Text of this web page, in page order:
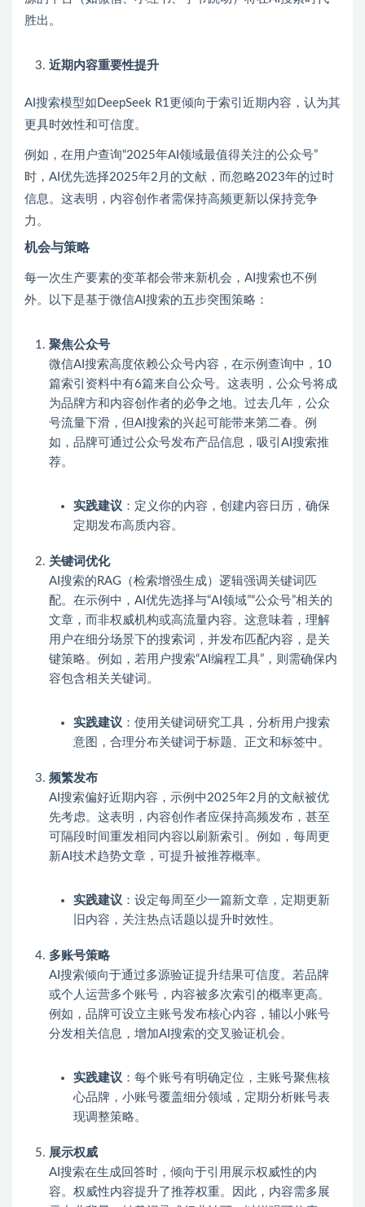
胜出。
近期内容重要性提升
AI搜索模型如DeepSeek R1更倾向于索引近期内容，认为其
更具时效性和可信度。
例如，在用户查询“2025年AI领域最值得关注的公众号”
时，AI优先选择2025年2月的文献，而忽略2023年的过时
信息。这表明，内容创作者需保持高频更新以保持竞争
力。
机会与策略
每一次生产要素的变革都会带来新机会，AI搜索也不例
外。以下是基于微信AI搜索的五步突围策略：
聚焦公众号
微信AI搜索高度依赖公众号内容，在示例查询中，10
篇索引资料中有6篇来自公众号。这表明，公众号将成
为品牌方和内容创作者的必争之地。过去几年，公众
号流量下滑，但AI搜索的兴起可能带来第二春。例
如，品牌可通过公众号发布产品信息，吸引AI搜索推
荐。
实践建议 ：定义你的内容，创建内容日历，确保
定期发布高质内容。
关键词优化
AI搜索的RAG（检索增强生成）逻辑强调关键词匹
配。在示例中，AI优先选择与“AI领域”“公众号”相关的
文章，而非权威机构或高流量内容。这意味着，理解
用户在细分场景下的搜索词，并发布匹配内容，是关
键策略。例如，若用户搜索“AI编程工具”，则需确保内
容包含相关关键词。
实践建议 ：使用关键词研究工具，分析用户搜索
意图，合理分布关键词于标题、正文和标签中。
频繁发布
AI搜索偏好近期内容，示例中2025年2月的文献被优
先考虑。这表明，内容创作者应保持高频发布，甚至
可隔段时间重发相同内容以刷新索引。例如，每周更
新AI技术趋势文章，可提升被推荐概率。
实践建议 ：设定每周至少一篇新文章，定期更新
旧内容，关注热点话题以提升时效性。
多账号策略
AI搜索倾向于通过多源验证提升结果可信度。若品牌
或个人运营多个账号，内容被多次索引的概率更高。
例如，品牌可设立主账号发布核心内容，辅以小账号
分发相关信息，增加AI搜索的交叉验证机会。
实践建议 ：每个账号有明确定位，主账号聚焦核
心品牌，小账号覆盖细分领域，定期分析账号表
现调整策略。
展示权威
AI搜索在生成回答时，倾向于引用展示权威性的内
容。权威性内容提升了推荐权重。因此，内容需多展